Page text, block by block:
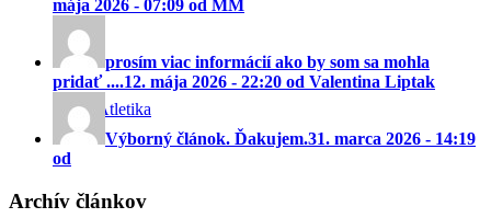
Atletika
mája 2026 - 07:09 od MM
prosím viac informácií ako by som sa mohla
pridať ....12. mája 2026 - 22:20 od Valentina Liptak
Výborný článok. Ďakujem.31. marca 2026 - 14:19
od
Archív článkov